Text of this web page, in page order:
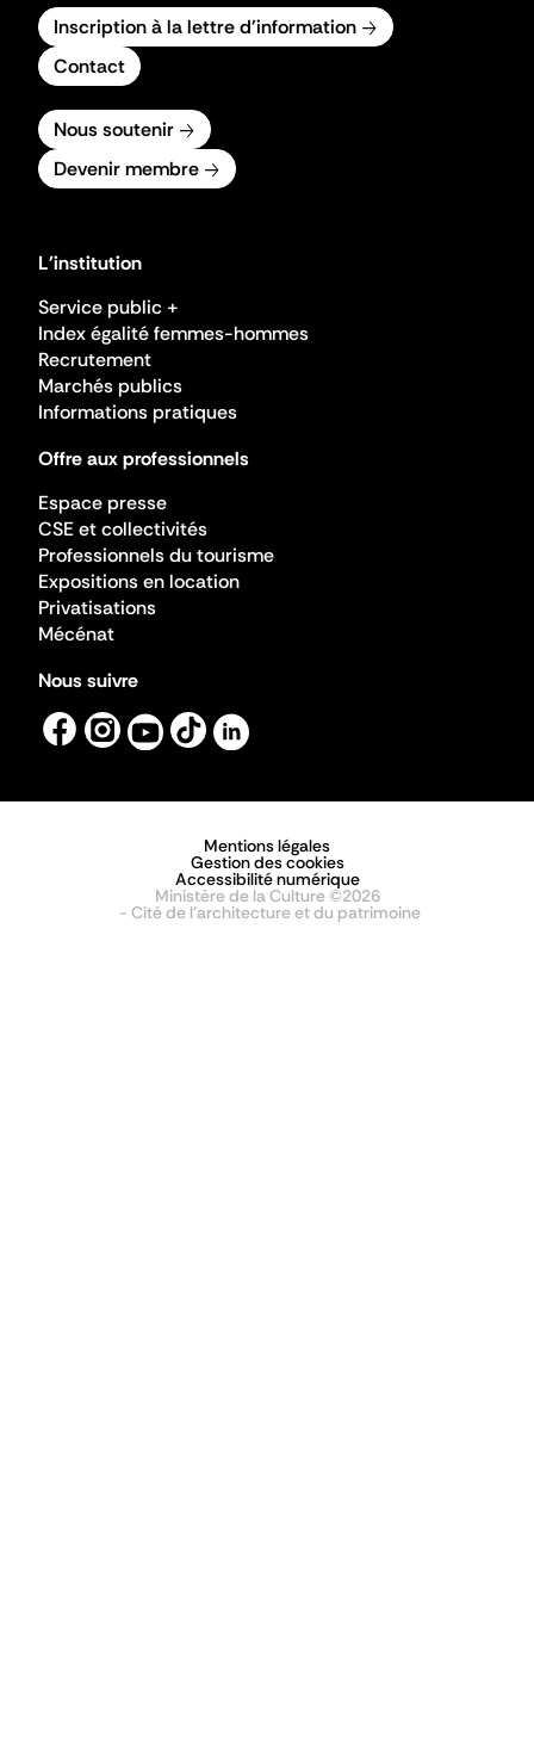
Inscription à la lettre d'information
Contact
Nous soutenir
Devenir membre
L'institution
Service public +
Index égalité femmes-hommes
Recrutement
Marchés publics
Informations pratiques
Offre aux professionnels
Espace presse
CSE et collectivités
Professionnels du tourisme
Expositions en location
Privatisations
Mécénat
Nous suivre
Mentions légales
Gestion des cookies
Accessibilité numérique
Ministère de la Culture ©2026
- Cité de l'architecture et du patrimoine